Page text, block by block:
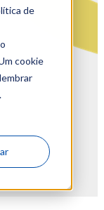
de
cookie